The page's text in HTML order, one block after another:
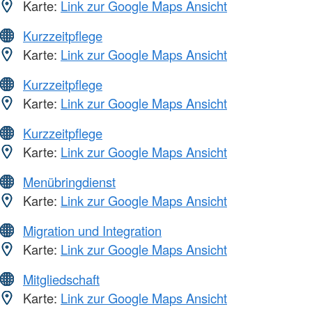
Karte: Link zur Google Maps Ansicht
Kurzzeitpflege
Karte: Link zur Google Maps Ansicht
Kurzzeitpflege
Karte: Link zur Google Maps Ansicht
Kurzzeitpflege
Karte: Link zur Google Maps Ansicht
Menübringdienst
Karte: Link zur Google Maps Ansicht
Migration und Integration
Karte: Link zur Google Maps Ansicht
Mitgliedschaft
Karte: Link zur Google Maps Ansicht